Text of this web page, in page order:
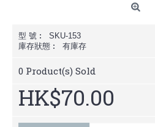
型 號︰
SKU-153
庫存狀態︰
有庫存
0 Product(s) Sold
HK$70.00